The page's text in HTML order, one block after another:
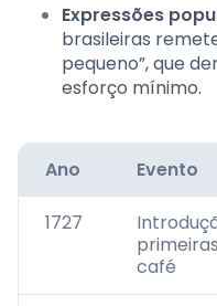
Expressões
brasileiras
pequeno”, que
esforço mínimo.
Ano Evento
1727
café